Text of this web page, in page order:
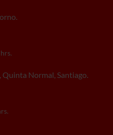
Quinta Normal, Santiago.